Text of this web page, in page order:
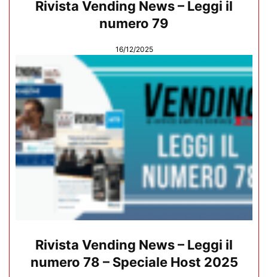
Rivista Vending News – Leggi il
numero 79
16/12/2025
Rivista Vending News – Leggi il
numero 78 – Speciale Host 2025